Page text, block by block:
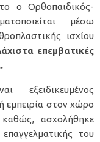
ο Ορθοπαιδικός-
μέσω
ισχίου
επεμβατικές
εξειδικευμένος
εμπειρία στον χώρο
ασχολήθηκε
του